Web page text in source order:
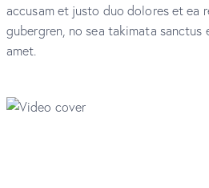
accusam et justo duo dolores et ea
gubergren, no sea takimata
amet.